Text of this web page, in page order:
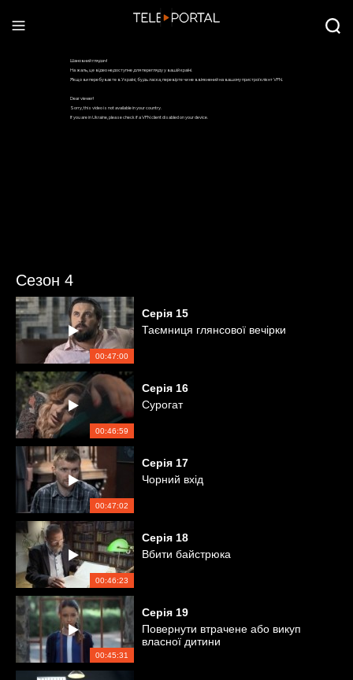
Сезон 4
00:47:00
Серія 15
Таємниця глянсової вечірки
00:46:59
Серія 16
Сурогат
00:47:02
Серія 17
Чорний вхід
00:46:23
Серія 18
Вбити байстрюка
00:45:31
Серія 19
Повернути втрачене або викуп
власної дитини